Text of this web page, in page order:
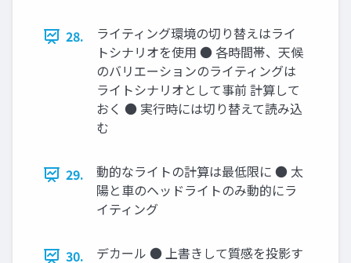
28.
ライティング環境の切り替えはライ
トシナリオを使用 ● 各時間帯、天候
のバリエーションのライティングは
ライトシナリオとして事前 計算して
おく ● 実行時には切り替えて読み込
む
29.
動的なライトの計算は最低限に ● 太
陽と車のヘッドライトのみ動的にラ
イティング
30.
デカール ● 上書きして質感を投影す